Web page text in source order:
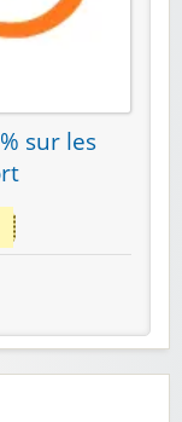
sur les